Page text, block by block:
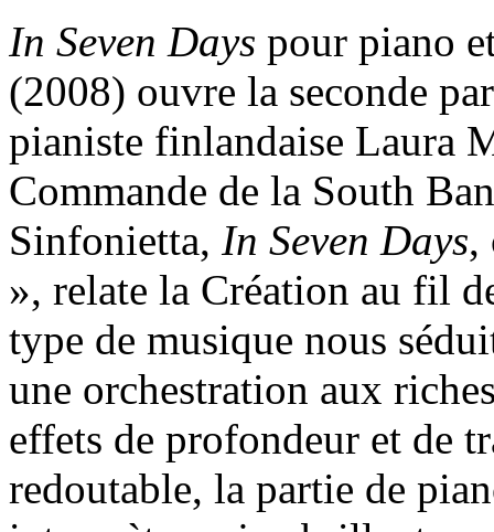
In Seven Days pour piano
(2008) ouvre la seconde
pianiste finlandaise Laura
Commande de la South
Sinfonietta, In Seven Days,
», relate la Création au fil
type de musique nous
une orchestration aux
effets de profondeur et de
redoutable, la partie de